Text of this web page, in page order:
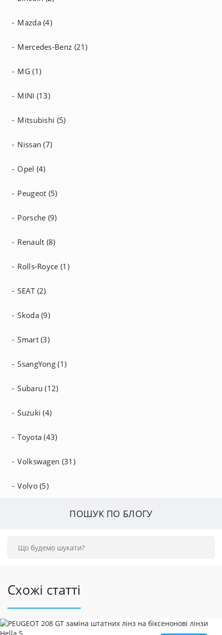
Mazda (4)
Mercedes-Benz (21)
MG (1)
MINI (13)
Mitsubishi (5)
Nissan (7)
Opel (4)
Peugeot (5)
Porsche (9)
Renault (8)
Rolls-Royce (1)
SEAT (2)
Skoda (9)
Smart (3)
SsangYong (1)
Subaru (12)
Suzuki (4)
Toyota (43)
Volkswagen (31)
Volvo (5)
ПОШУК ПО БЛОГУ
Схожі статті